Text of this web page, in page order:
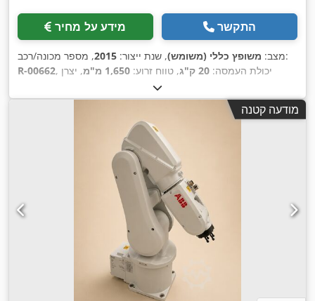
מידע על מחיר התקשר
מצב: משופץ כללי (משומש), שנת ייצור: 2015
, מספר מכונה/רכב:
R-00662
, יכולת העמסה: 20 ק"ג , טווח זרוע: 1,650 מ"מ
, יצרן
, יצרן teach pendant:
מודעה קטנה